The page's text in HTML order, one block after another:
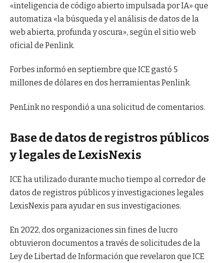
«inteligencia de código abierto impulsada por IA» que
automatiza «la búsqueda y el análisis de datos de la
web abierta, profunda y oscura», según el sitio web
oficial de Penlink.
Forbes informó en septiembre que ICE gastó 5
millones de dólares en dos herramientas Penlink.
PenLink no respondió a una solicitud de comentarios.
Base de datos de registros públicos
y legales de LexisNexis
ICE ha utilizado durante mucho tiempo al corredor de
datos de registros públicos y investigaciones legales
LexisNexis para ayudar en sus investigaciones.
En 2022, dos organizaciones sin fines de lucro
obtuvieron documentos a través de solicitudes de la
Ley de Libertad de Información que revelaron que ICE